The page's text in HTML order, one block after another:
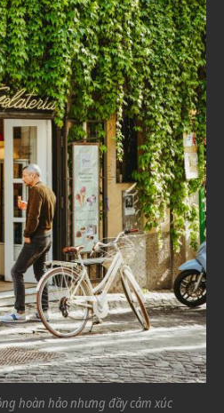
hoàn hảo nhưng đầy cảm xúc